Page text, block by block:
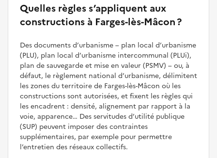
Quelles règles s’appliquent aux
constructions à Farges-lès-Mâcon ?
Des documents d’urbanisme – plan local d’urbanisme
(PLU), plan local d’urbanisme intercommunal (PLUi),
plan de sauvegarde et mise en valeur (PSMV) – ou, à
défaut, le règlement national d’urbanisme, délimitent
les zones du territoire de Farges-lès-Mâcon où les
constructions sont autorisées, et fixent les règles qui
les encadrent : densité, alignement par rapport à la
voie, apparence… Des servitudes d’utilité publique
(SUP) peuvent imposer des contraintes
supplémentaires, par exemple pour permettre
l’entretien des réseaux collectifs.